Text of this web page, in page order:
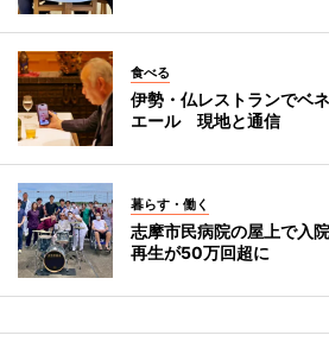
食べる
伊勢・仏レストランでベ
エール 現地と通信
暮らす・働く
志摩市民病院の屋上で入
再生が50万回超に